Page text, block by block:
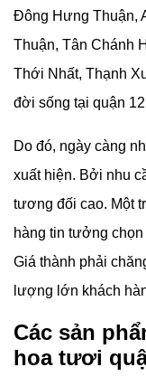
Đông Hưng Thuận,
Thuận, Tân Chánh
Thới Nhất, Thạnh
đời sống tại quận
Do đó, ngày càng
xuất hiện. Bởi nhu
tương đối cao. Một
hàng tin tưởng
Giá thành phải
lượng lớn khách
Các sản
hoa tươi